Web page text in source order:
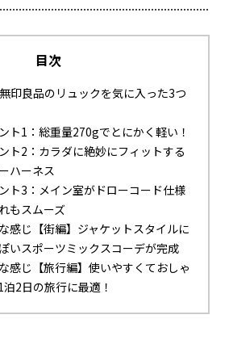
目次
印良品のリュックを気に入った3つ
ト1：総重量270gでとにかく軽い！
ト2：カラダに絶妙にフィットする
ハーネス
ト3：メイン室がドローコード仕様
もスムーズ
感じ【街編】ジャケットスタイルに
いスポーツミックスコーデが完成
感じ【旅行編】使いやすくておしゃ
2日の旅行に最適！